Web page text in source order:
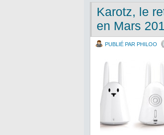
Karotz, le
en Mars
PUBLIÉ PAR PHILOO